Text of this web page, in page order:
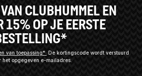
CLUBHUMMEL EN
15% OP JE EERSTE
van toepassing*
De kortingscode wordt verstuurd
het opgegeven e-mailadres.